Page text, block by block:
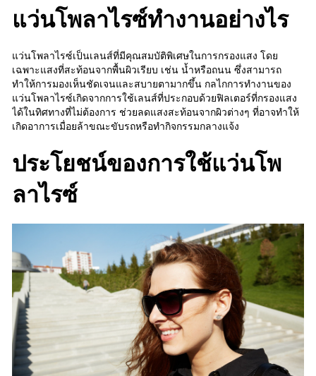
แว่นโพลาไรซ์ทำงานอย่างไร
แว่นโพลาไรซ์เป็นเลนส์ที่มีคุณสมบัติพิเศษในการกรองแสง โดย
เฉพาะแสงที่สะท้อนจากพื้นผิวเรียบ เช่น น้ำหรือถนน ซึ่งสามารถ
ทำให้การมองเห็นชัดเจนและสบายตามากขึ้น กลไกการทำงานของ
แว่นโพลาไรซ์เกิดจากการใช้เลนส์ที่ประกอบด้วยฟิลเตอร์ที่กรองแสง
ได้ในทิศทางที่ไม่ต้องการ ช่วยลดแสงสะท้อนจากผิวต่างๆ ที่อาจทำให้
เกิดอาการเมื่อยล้าขณะขับรถหรือทำกิจกรรมกลางแจ้ง
ประโยชน์ของการใช้แว่นโพ
ลาไรซ์